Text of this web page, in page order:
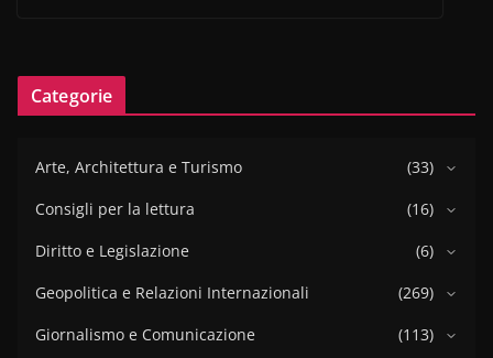
Categorie
Arte, Architettura e Turismo
(33)
Consigli per la lettura
(16)
Diritto e Legislazione
(6)
Geopolitica e Relazioni Internazionali
(269)
Giornalismo e Comunicazione
(113)